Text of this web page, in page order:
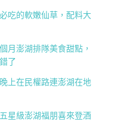
吃的軟嫩仙草，配料大
月澎湖排隊美食甜點，
了
上在民權路連澎湖在地
星級澎湖福朋喜來登酒